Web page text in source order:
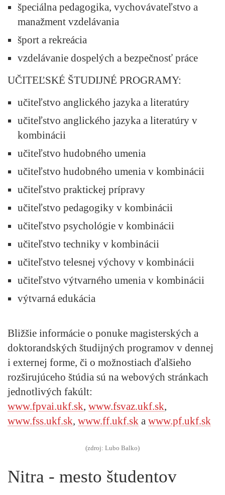
špeciálna pedagogika, vychovávateľstvo a
manažment vzdelávania
šport a rekreácia
vzdelávanie dospelých a bezpečnosť práce
UČITEĽSKÉ ŠTUDIJNÉ PROGRAMY:
učiteľstvo anglického jazyka a literatúry
učiteľstvo anglického jazyka a literatúry v
kombinácii
učiteľstvo hudobného umenia
učiteľstvo hudobného umenia v kombinácii
učiteľstvo praktickej prípravy
učiteľstvo pedagogiky v kombinácii
učiteľstvo psychológie v kombinácii
učiteľstvo techniky v kombinácii
učiteľstvo telesnej výchovy v kombinácii
učiteľstvo výtvarného umenia v kombinácii
výtvarná edukácia
Bližšie informácie o ponuke magisterských a
doktorandských študijných programov v dennej
i externej forme, či o možnostiach ďalšieho
rozširujúceho štúdia sú na webových stránkach
jednotlivých fakúlt:
www.fpvai.ukf.sk, www.fsvaz.ukf.sk,
www.fss.ukf.sk, www.ff.ukf.sk a www.pf.ukf.sk
(zdroj: Lubo Balko)
Nitra - mesto študentov